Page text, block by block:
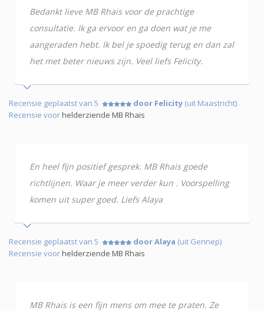
Bedankt lieve MB Rhais voor de prachtige
consultatie. Ik ga ervoor en ga doen wat je me
aangeraden hebt. Ik bel je spoedig terug en dan zal
het met beter nieuws zijn. Veel liefs Felicity.
Recensie geplaatst van 5 door Felicity (uit Maastricht)
Recensie voorhelderziende MB Rhais
En heel fijn positief gesprek. MB Rhais goede
richtlijnen. Waar je meer verder kun . Voorspelling
komen uit super goed. Liefs Alaya
Recensie geplaatst van 5 door Alaya (uit Gennep)
Recensie voorhelderziende MB Rhais
MB Rhais is een fijn mens om mee te praten. Ze